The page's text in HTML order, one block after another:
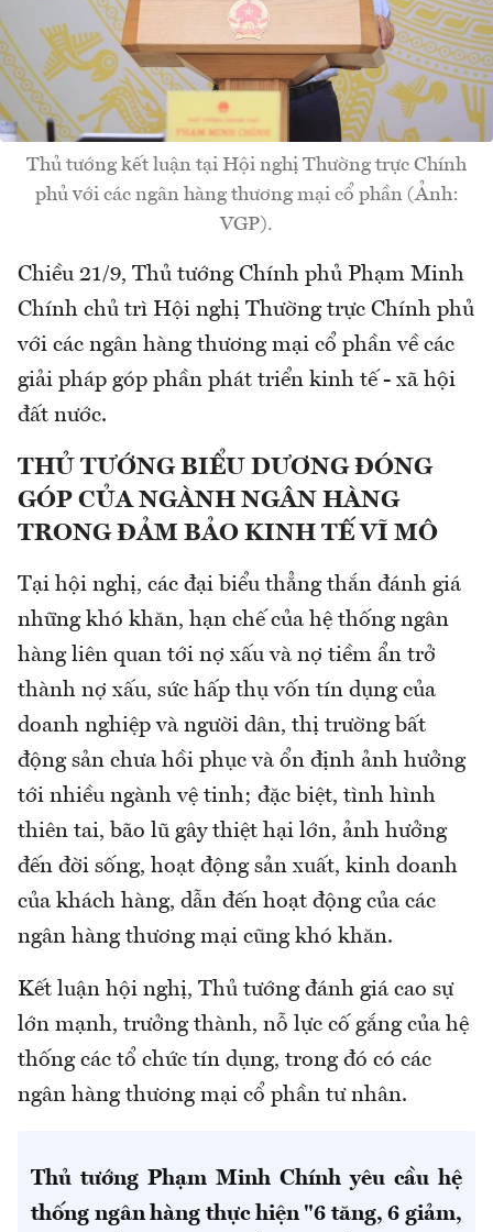
Thủ tướng kết luận tại Hội nghị Thường trực Chính
phủ với các ngân hàng thương mại cổ phần (Ảnh:
VGP).
Chiều 21/9, Thủ tướng Chính phủ Phạm Minh
Chính chủ trì Hội nghị Thường trực Chính phủ
với các ngân hàng thương mại cổ phần về các
giải pháp góp phần phát triển kinh tế - xã hội
đất nước.
THỦ TƯỚNG BIỂU DƯƠNG ĐÓNG
GÓP CỦA NGÀNH NGÂN HÀNG
TRONG ĐẢM BẢO KINH TẾ VĨ MÔ
Tại hội nghị, các đại biểu thẳng thắn đánh giá
những khó khăn, hạn chế của hệ thống ngân
hàng liên quan tới nợ xấu và nợ tiềm ẩn trở
thành nợ xấu, sức hấp thụ vốn tín dụng của
doanh nghiệp và người dân, thị trường bất
động sản chưa hồi phục và ổn định ảnh hưởng
tới nhiều ngành vệ tinh; đặc biệt, tình hình
thiên tai, bão lũ gây thiệt hại lớn, ảnh hưởng
đến đời sống, hoạt động sản xuất, kinh doanh
của khách hàng, dẫn đến hoạt động của các
ngân hàng thương mại cũng khó khăn.
Kết luận hội nghị, Thủ tướng đánh giá cao sự
lớn mạnh, trưởng thành, nỗ lực cố gắng của hệ
thống các tổ chức tín dụng, trong đó có các
ngân hàng thương mại cổ phần tư nhân.
Thủ tướng Phạm Minh Chính yêu cầu hệ
thống ngân hàng thực hiện "6 tăng, 6 giảm,